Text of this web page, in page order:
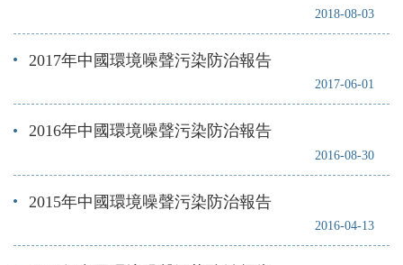
2018-08-03
2017-06-01
2017年中國環境噪聲污染防治報告
2016-08-30
2016年中國環境噪聲污染防治報告
2016-04-13
2015年中國環境噪聲污染防治報告